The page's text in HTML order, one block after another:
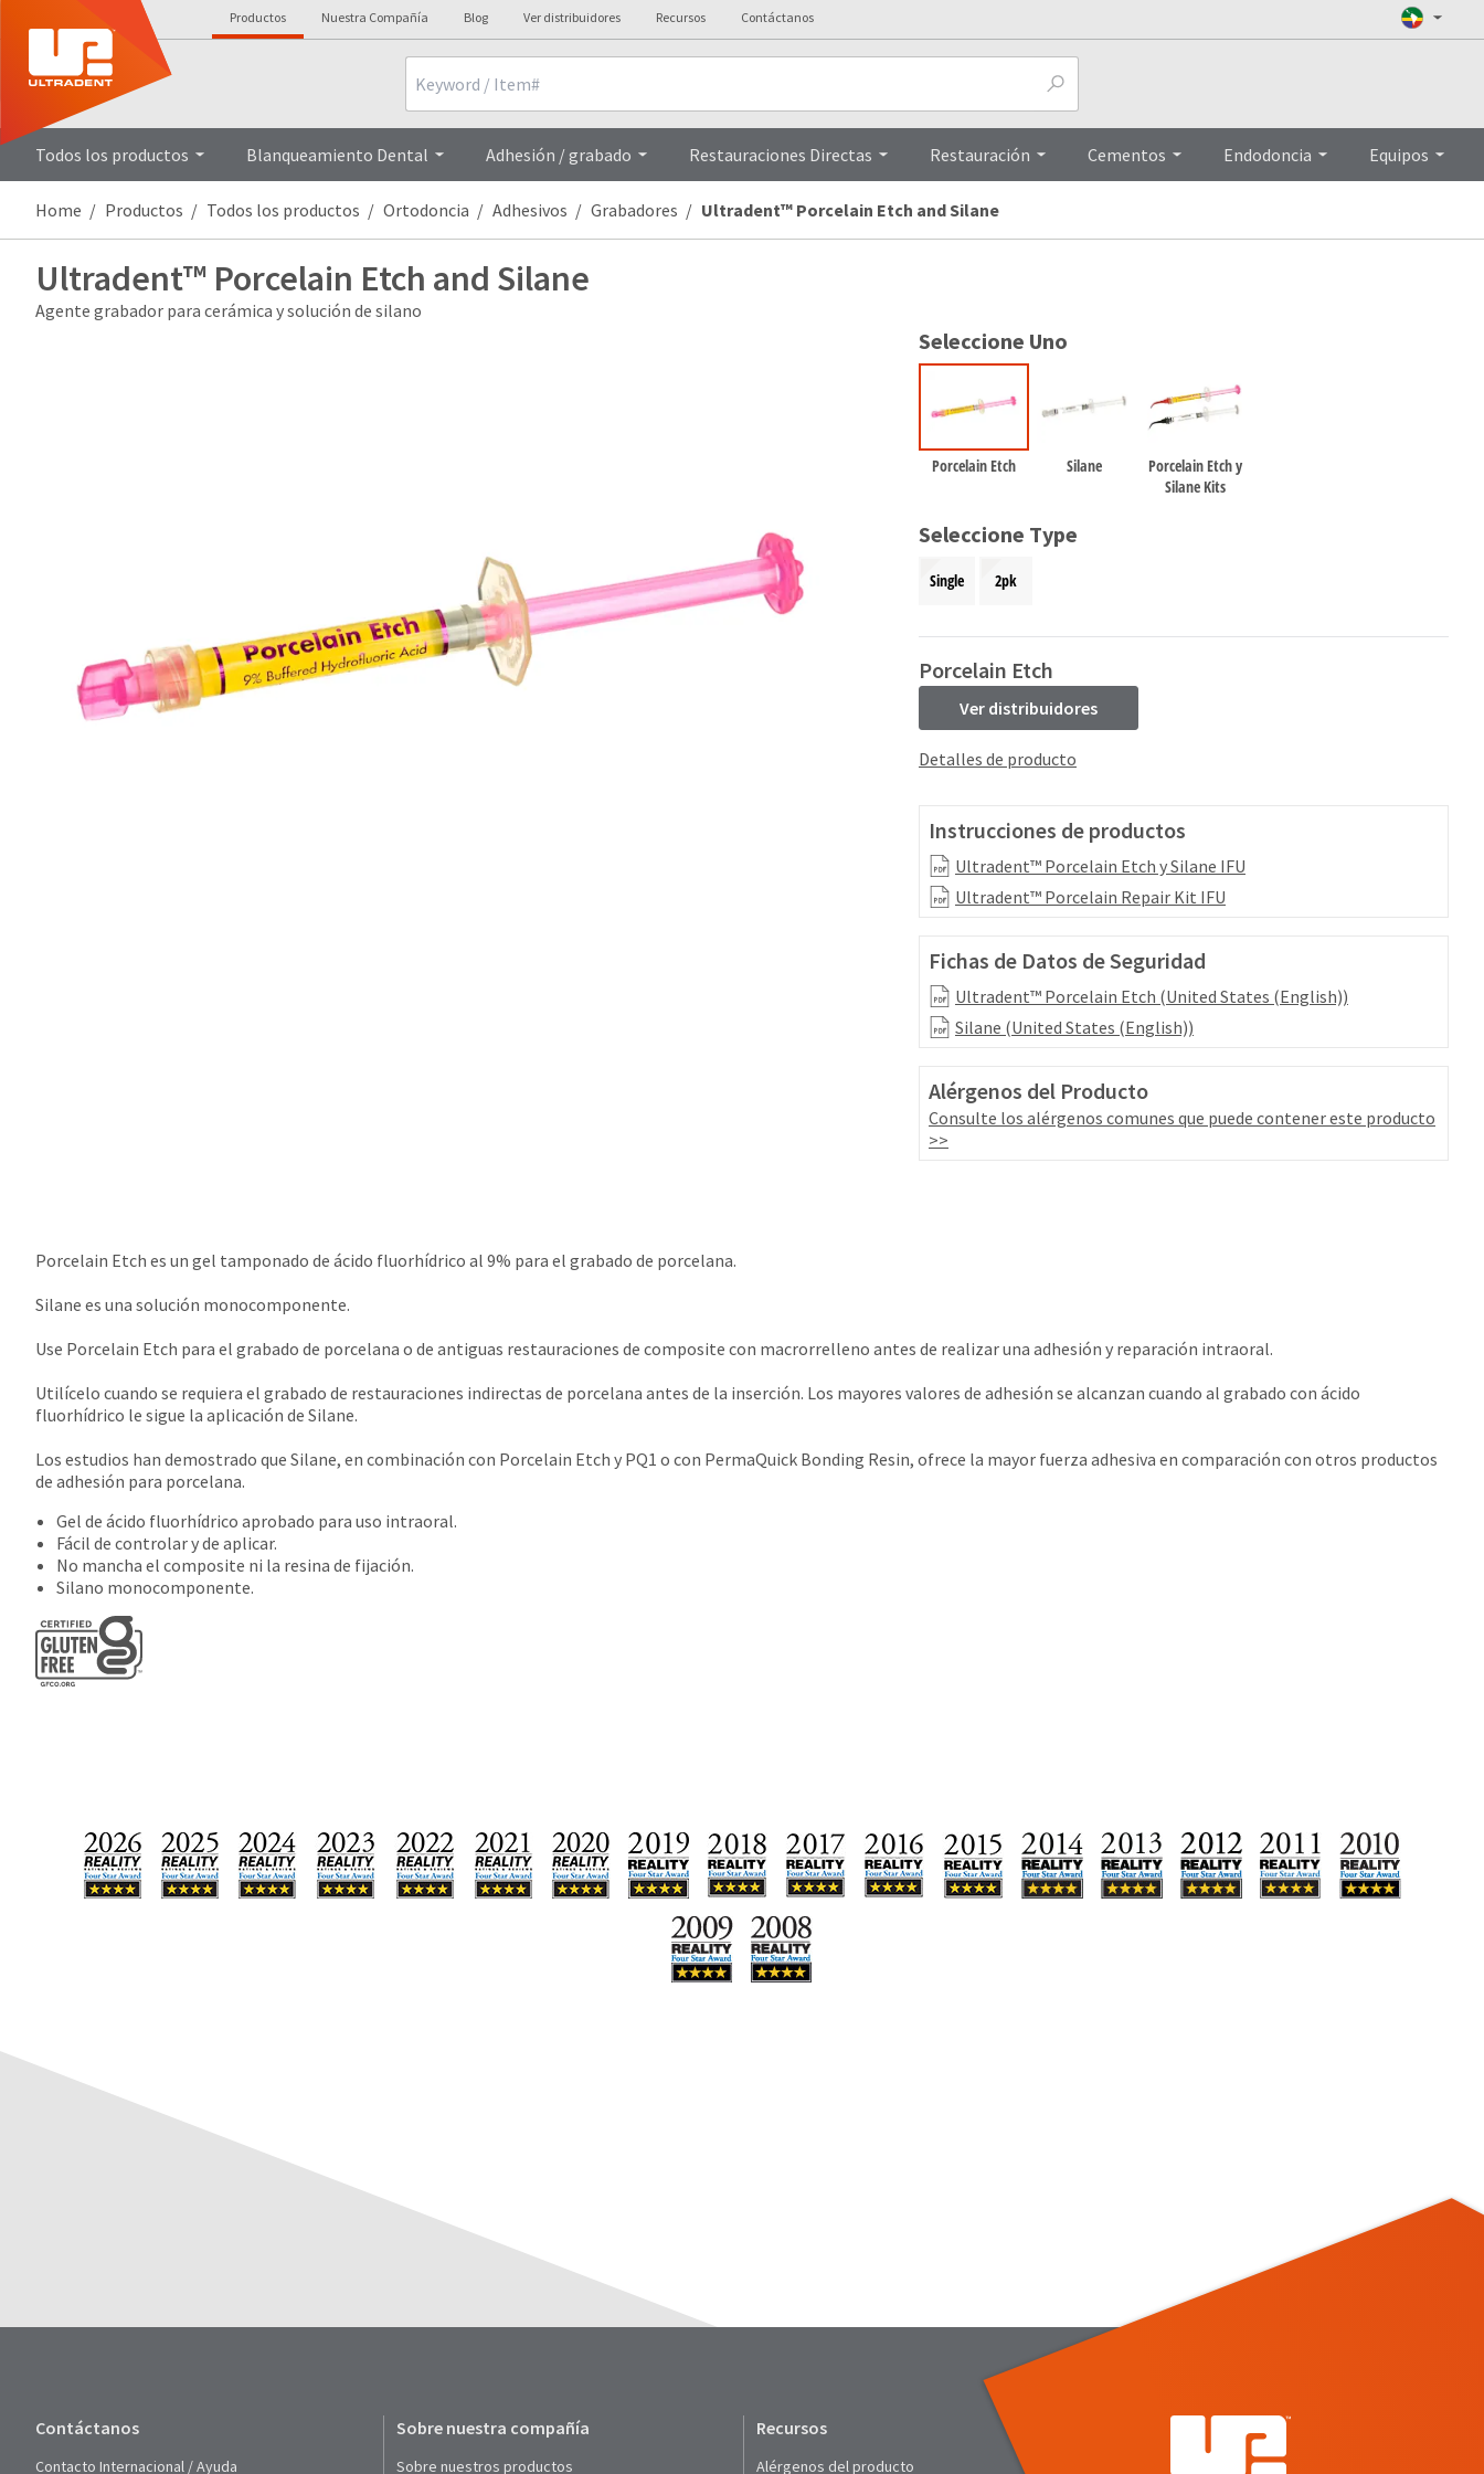
Productos Nuestra Compañía Blog Ver distribuidores Recursos Contáctanos
Todos los productos Blanqueamiento Dental Adhesión / grabado Restauraciones Directas Restauración Cementos Endodoncia Equipos
Home Productos Todos los productos Ortodoncia Adhesivos Grabadores Ultradent™ Porcelain Etch and Silane
Ultradent™ Porcelain Etch and Silane
Agente grabador para cerámica y solución de silano
Seleccione Uno
Porcelain Etch Silane
Porcelain Etch y
Silane Kits
Seleccione Type
Single 2pk
Porcelain Etch
Ver distribuidores
Detalles de producto
Instrucciones de productos
Ultradent™ Porcelain Etch y Silane IFU
Ultradent™ Porcelain Repair Kit IFU
Fichas de Datos de Seguridad
Ultradent™ Porcelain Etch (United States (English))
Silane (United States (English))
Alérgenos del Producto
Consulte los alérgenos comunes que puede contener este producto
>>
Porcelain Etch es un gel tamponado de ácido fluorhídrico al 9% para el grabado de porcelana.
Silane es una solución monocomponente.
Use Porcelain Etch para el grabado de porcelana o de antiguas restauraciones de composite con macrorrelleno antes de realizar una adhesión y reparación intraoral.
Utilícelo cuando se requiera el grabado de restauraciones indirectas de porcelana antes de la inserción. Los mayores valores de adhesión se alcanzan cuando al grabado con ácido
fluorhídrico le sigue la aplicación de Silane.
Los estudios han demostrado que Silane, en combinación con Porcelain Etch y PQ1 o con PermaQuick Bonding Resin, ofrece la mayor fuerza adhesiva en comparación con otros productos
de adhesión para porcelana.
Gel de ácido fluorhídrico aprobado para uso intraoral.
Fácil de controlar y de aplicar.
No mancha el composite ni la resina de fijación.
Silano monocomponente.
Contáctanos
Contacto Internacional / Ayuda
Sobre nuestra compañía
Sobre nuestros productos
Recursos
Alérgenos del producto